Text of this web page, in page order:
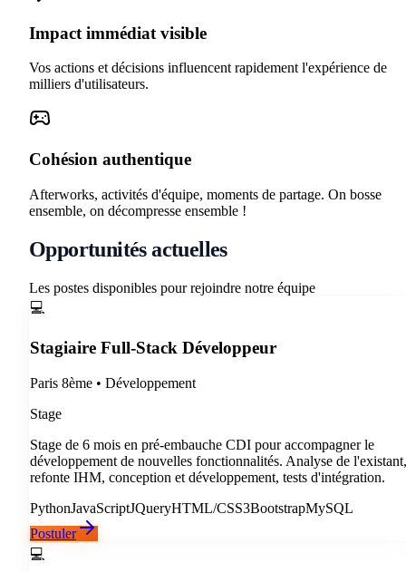
Impact immédiat visible
Vos actions et décisions influencent rapidement l'expérience de
milliers d'utilisateurs.
Cohésion authentique
Afterworks, activités d'équipe, moments de partage. On bosse
ensemble, on décompresse ensemble !
Opportunités actuelles
Les postes disponibles pour rejoindre notre équipe
💻
Stagiaire Full-Stack Développeur
Paris 8ème • Développement
Stage
Stage de 6 mois en pré-embauche CDI pour accompagner le
développement de nouvelles fonctionnalités. Analyse de l'existant,
refonte IHM, conception et développement, tests d'intégration.
PythonJavaScriptJQueryHTML/CSS3BootstrapMySQL
Postuler
💻